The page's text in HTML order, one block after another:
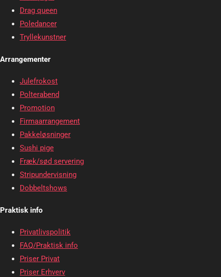
Drag queen
Poledancer
Tryllekunstner
Arrangementer
Julefrokost
Polterabend
Promotion
Firmaarrangement
Pakkeløsninger
Sushi pige
Fræk/sød servering
Stripundervisning
Dobbeltshows
Praktisk info
Privatlivspolitik
FAQ/Praktisk info
Priser Privat
Priser Erhverv